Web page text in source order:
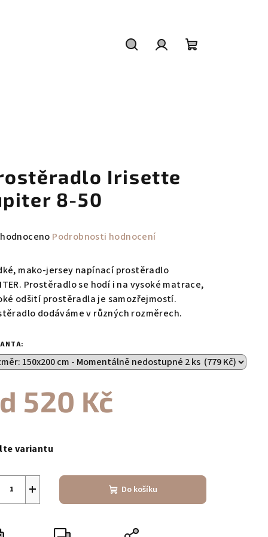
Irisette
8-50
Podrobnosti hodnocení
mako-jersey napínací prostěradlo
Prostěradlo se hodí i na vysoké matrace,
odšití prostěradla je samozřejmostí.
dodáváme v různých rozměrech.
520 Kč
variantu
+ Do košíku